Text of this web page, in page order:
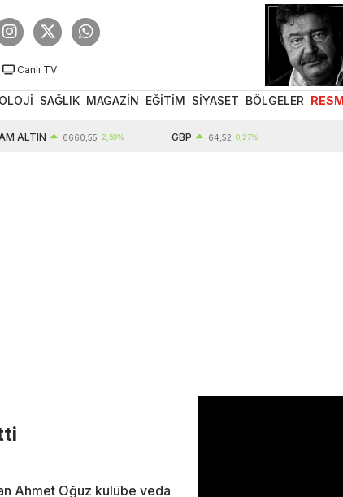
Canlı TV
SAĞLIK MAGAZİN EĞİTİM SİYASET BÖLGELER
6660,55 2,59% 64,52 0,27%
Ahmet Oğuz kulübe veda